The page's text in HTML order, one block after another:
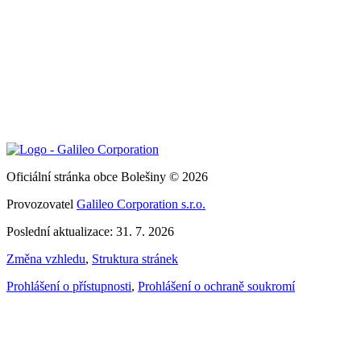
Oficiální stránka obce Bolešiny © 2026
Provozovatel Galileo Corporation s.r.o.
Poslední aktualizace: 31. 7. 2026
Změna vzhledu, Struktura stránek
Prohlášení o přístupnosti, Prohlášení o ochraně soukromí